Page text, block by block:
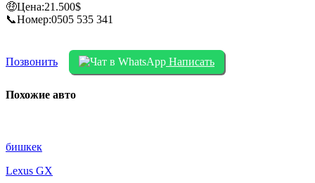
🤑Цена:21.500$
📞Номер:0505 535 341
Позвонить Написать
Похожие авто
бишкек
Lexus GX